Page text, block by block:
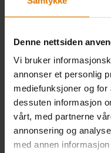
Denne nettsiden
Vi bruker
annonser et personlig
mediefunksjoner og
dessuten informasjon
vårt, med partnerne
annonsering og
med annen